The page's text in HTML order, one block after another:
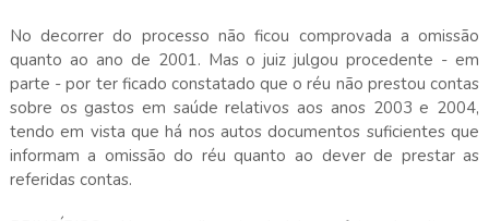
No decorrer do processo não ficou comprovada a omissão
quanto ao ano de 2001. Mas o juiz julgou procedente - em
parte - por ter ficado constatado que o réu não prestou contas
sobre os gastos em saúde relativos aos anos 2003 e 2004,
tendo em vista que há nos autos documentos suficientes que
informam a omissão do réu quanto ao dever de prestar as
referidas contas.